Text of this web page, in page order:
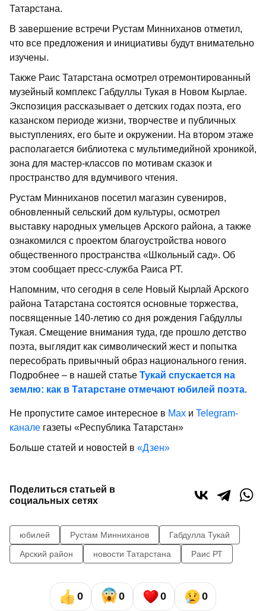
Татарстана.
В завершение встречи Рустам Минниханов отметил,
что все предложения и инициативы будут внимательно
изучены.
Также Раис Татарстана осмотрел отремонтированный
музейный комплекс Габдуллы Тукая в Новом Кырлае.
Экспозиция рассказывает о детских годах поэта, его
казанском периоде жизни, творчестве и публичных
выступлениях, его быте и окружении. На втором этаже
располагается библиотека с мультимедийной хроникой,
зона для мастер-классов по мотивам сказок и
пространство для вдумчивого чтения.
Рустам Минниханов посетил магазин сувениров,
обновленный сельский дом культуры, осмотрел
выставку народных умельцев Арского района, а также
ознакомился с проектом благоустройства нового
общественного пространства «Школьный сад». Об
этом сообщает пресс-служба Раиса РТ.
Напомним, что сегодня в селе Новый Кырлай Арского
района Татарстана состоятся основные торжества,
посвященные 140-летию со дня рождения Габдуллы
Тукая. Смещение внимания туда, где прошло детство
поэта, выглядит как символический жест и попытка
пересобрать привычный образ национального гения.
Подробнее – в нашей статье Тукай спускается на
землю: как в Татарстане отмечают юбилей поэта.
Не пропустите самое интересное в Max и Telegram-
канале газеты «Республика Татарстан»
Больше статей и новостей в «Дзен»
Поделиться статьей в
социальных сетях
юбилей Рустам Минниханов
Габдулла Тукай
Арский район
новости Татарстана Раис РТ
0 0 0 0